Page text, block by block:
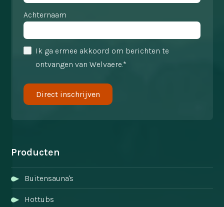
Achternaam
Ik ga ermee akkoord om berichten te
ontvangen van Welvaere.*
Producten
Buitensauna's
Hottubs